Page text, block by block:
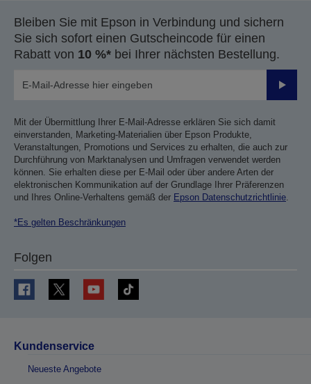
Bleiben Sie mit Epson in Verbindung und sichern
Sie sich sofort einen Gutscheincode für einen
Rabatt von 10 %* bei Ihrer nächsten Bestellung.
Mit der Übermittlung Ihrer E-Mail-Adresse erklären Sie sich damit
einverstanden, Marketing-Materialien über Epson Produkte,
Veranstaltungen, Promotions und Services zu erhalten, die auch zur
Durchführung von Marktanalysen und Umfragen verwendet werden
können. Sie erhalten diese per E-Mail oder über andere Arten der
elektronischen Kommunikation auf der Grundlage Ihrer Präferenzen
und Ihres Online-Verhaltens gemäß der Epson Datenschutzrichtlinie.
*Es gelten Beschränkungen
Folgen
Kundenservice
Neueste Angebote